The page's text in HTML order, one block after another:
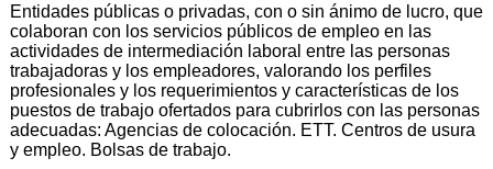
Entidades públicas o privadas, con o sin ánimo de lucro, que
colaboran con los servicios públicos de empleo en las
actividades de intermediación laboral entre las personas
trabajadoras y los empleadores, valorando los perfiles
profesionales y los requerimientos y características de los
puestos de trabajo ofertados para cubrirlos con las personas
adecuadas: Agencias de colocación. ETT. Centros de usura
y empleo. Bolsas de trabajo.